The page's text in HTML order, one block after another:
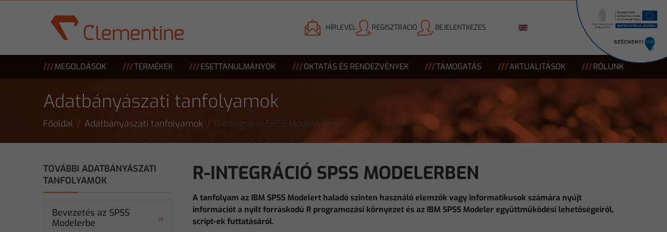
Skip to main content HÍRLEVÉL REGISZTRÁCIÓ BEJELENTKEZÉS
MEGOLDÁSOK TERMÉKEK ESETTANULMÁNYOK OKTATÁS ÉS RENDEZVÉNYEK TÁMOGATÁS AKTUALITÁSOK RÓLUNK
Adatbányászati tanfolyamok
Főoldal Adatbányászati tanfolyamok R-integráció SPSS Modelerben
TOVÁBBI ADATBÁNYÁSZATI
TANFOLYAMOK
Bevezetés az SPSS
Modelerbe
R-INTEGRÁCIÓ SPSS MODELERBEN
A tanfolyam az IBM SPSS Modelert haladó szinten használó elemzők vagy informatikusok számára nyújt
információt a nyílt forráskodú R programozási környezet és az IBM SPSS Modeler együttműködési lehetőségeiről,
script-ek futtatásáról.